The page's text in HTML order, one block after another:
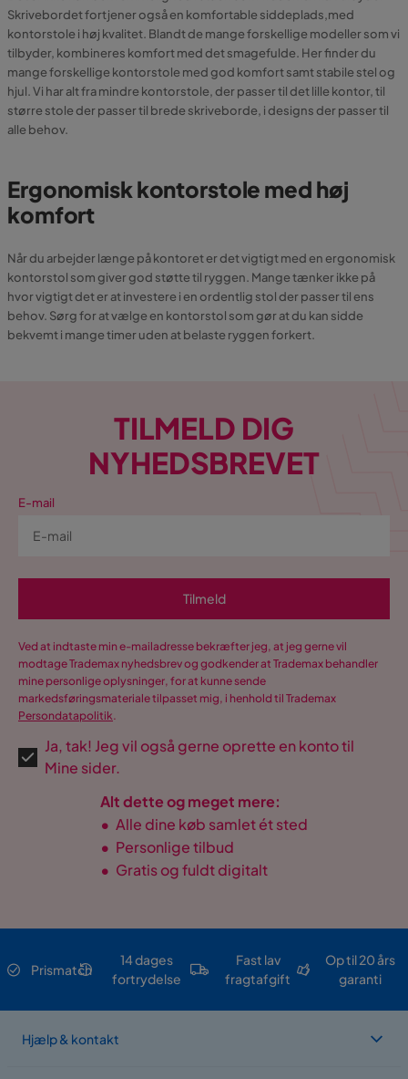
Skrivebordet fortjener også en komfortable siddeplads,med
kontorstole i høj kvalitet. Blandt de mange forskellige modeller som vi
tilbyder, kombineres komfort med det smagefulde. Her finder du
mange forskellige kontorstole med god komfort samt stabile stel og
hjul. Vi har alt fra mindre kontorstole, der passer til det lille kontor, til
større stole der passer til brede skriveborde, i designs der passer til
alle behov.
Ergonomisk kontorstole med høj
komfort
Når du arbejder længe på kontoret er det vigtigt med en ergonomisk
kontorstol som giver god støtte til ryggen. Mange tænker ikke på
hvor vigtigt det er at investere i en ordentlig stol der passer til ens
behov. Sørg for at vælge en kontorstol som gør at du kan sidde
bekvemt i mange timer uden at belaste ryggen forkert.
TILMELD DIG
NYHEDSBREVET
E-mail
Tilmeld
Ved at indtaste min e-mailadresse bekræfter jeg, at jeg gerne vil
modtage Trademax nyhedsbrev og godkender at Trademax behandler
mine personlige oplysninger, for at kunne sende
markedsføringsmateriale tilpasset mig, i henhold til Trademax
Persondatapolitik.
Ja, tak! Jeg vil også gerne oprette en konto til
Mine sider.
Alt dette og meget mere:
• Alle dine køb samlet ét sted
• Personlige tilbud
• Gratis og fuldt digitalt
Prismatch
14 dages
fortrydelse
Fast lav
fragtafgift
Op til 20 års
garanti
Hjælp & kontakt